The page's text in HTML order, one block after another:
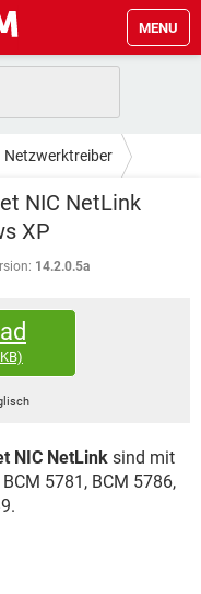
MENU
Netzwerktreiber
NIC NetLink
XP
14.2.0.5a
NIC NetLink sind mit
5781, BCM 5786,